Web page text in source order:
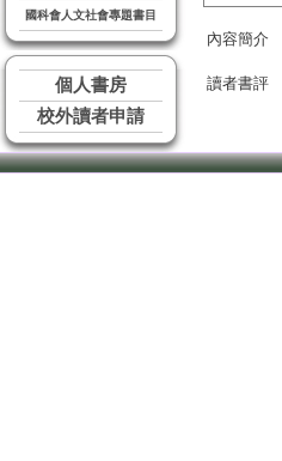
國科會人文社會專題書目
個人書房
校外讀者申請
內容簡介
讀者書評